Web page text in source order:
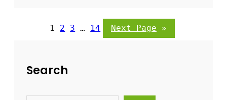
س
ق
ف
1 2 3 … 14 Next Page »
Search